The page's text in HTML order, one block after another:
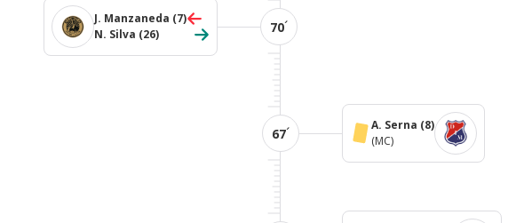
70´
J. Manzaneda (7)
N. Silva (26)
67´ A. Serna (8)
(MC)